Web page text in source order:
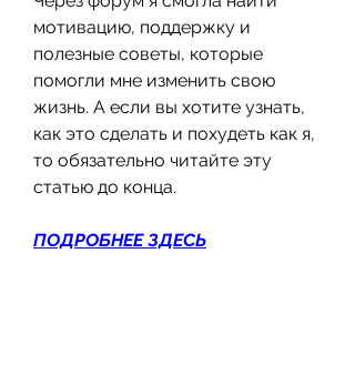
мотивацию, поддержку и
полезные советы, которые
помогли мне изменить свою
жизнь. А если вы хотите узнать,
как это сделать и похудеть как я,
то обязательно читайте эту
статью до конца.
ПОДРОБНЕЕ ЗДЕСЬ